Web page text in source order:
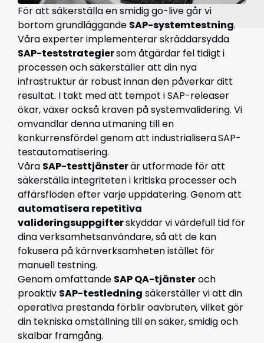
För att säkerställa en smidig go-live går vi
bortom grundläggande SAP-systemtestning.
Våra experter implementerar skräddarsydda
SAP-teststrategiersom åtgärdar fel tidigt i
processen och säkerställer att din nya
infrastruktur är robust innan den påverkar ditt
resultat. I takt med att tempot i SAP-releaser
ökar, växer också kraven på systemvalidering. Vi
omvandlar denna utmaning till en
konkurrensfördel genom att industrialiseraSAP-
testautomatisering.
Våra SAP-testtjänsterär utformade för att
säkerställa integriteten i kritiska processer och
affärsflöden efter varje uppdatering. Genom att
automatisera repetitiva
valideringsuppgifterskyddar vi värdefull tid för
dina verksamhetsanvändare, så att de kan
fokusera på kärnverksamheten istället för
manuell testning.
Genom omfattande SAP QA-tjänsteroch
proaktiv SAP-testledning säkerställer vi att din
operativa prestanda förblir oavbruten, vilket gör
din tekniska omställning till en säker, smidig och
skalbar framgång.